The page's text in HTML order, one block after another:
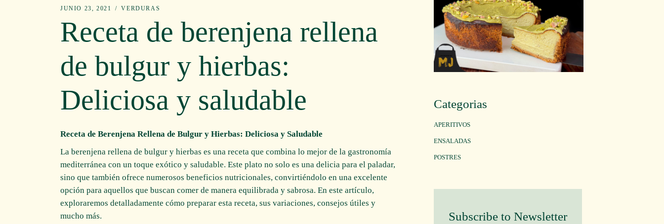
JUNIO 23, 2021 VERDURAS
Receta de berenjena rellena
de bulgur y hierbas:
Deliciosa y saludable
Receta de Berenjena Rellena de Bulgur y Hierbas: Deliciosa y Saludable
La berenjena rellena de bulgur y hierbas es una receta que combina lo mejor de la gastronomía
mediterránea con un toque exótico y saludable. Este plato no solo es una delicia para el paladar,
sino que también ofrece numerosos beneficios nutricionales, convirtiéndolo en una excelente
opción para aquellos que buscan comer de manera equilibrada y sabrosa. En este artículo,
exploraremos detalladamente cómo preparar esta receta, sus variaciones, consejos útiles y
mucho más.
Categorias
APERITIVOS
ENSALADAS
POSTRES
Subscribe to Newsletter